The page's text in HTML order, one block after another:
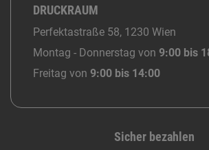
DRUCKRAUM
Perfektastraße 58, 1230 Wien
Montag - Donnerstag von 9:00 bis
Freitag von 9:00 bis 14:00
Sicher bezahlen